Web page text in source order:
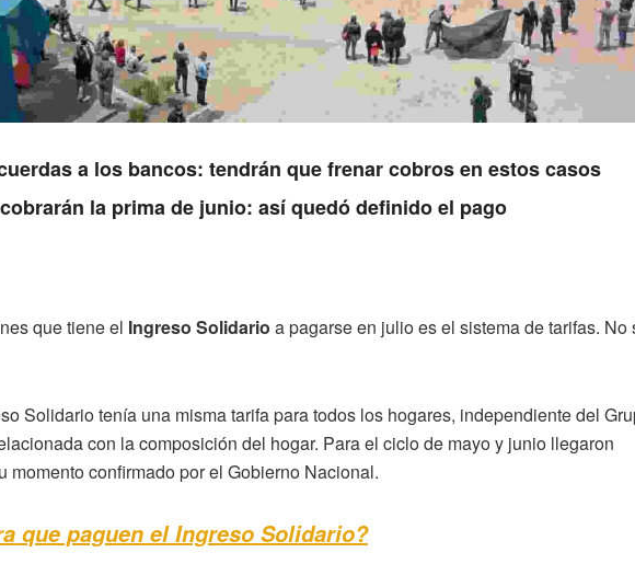
a los bancos: tendrán que frenar cobros en estos casos
la prima de junio: así quedó definido el pago
que tiene el Ingreso Solidario a pagarse en julio es el sistema de tarifas. No
Solidario tenía una misma tarifa para todos los hogares, independiente del
con la composición del hogar. Para el ciclo de mayo y junio llegaron
momento confirmado por el Gobierno Nacional.
que paguen el Ingreso Solidario?